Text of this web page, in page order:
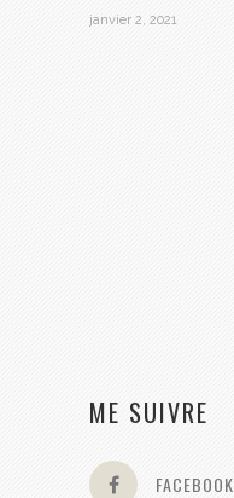
janvier 2, 2021
ME SUIVRE
FACEBOOK